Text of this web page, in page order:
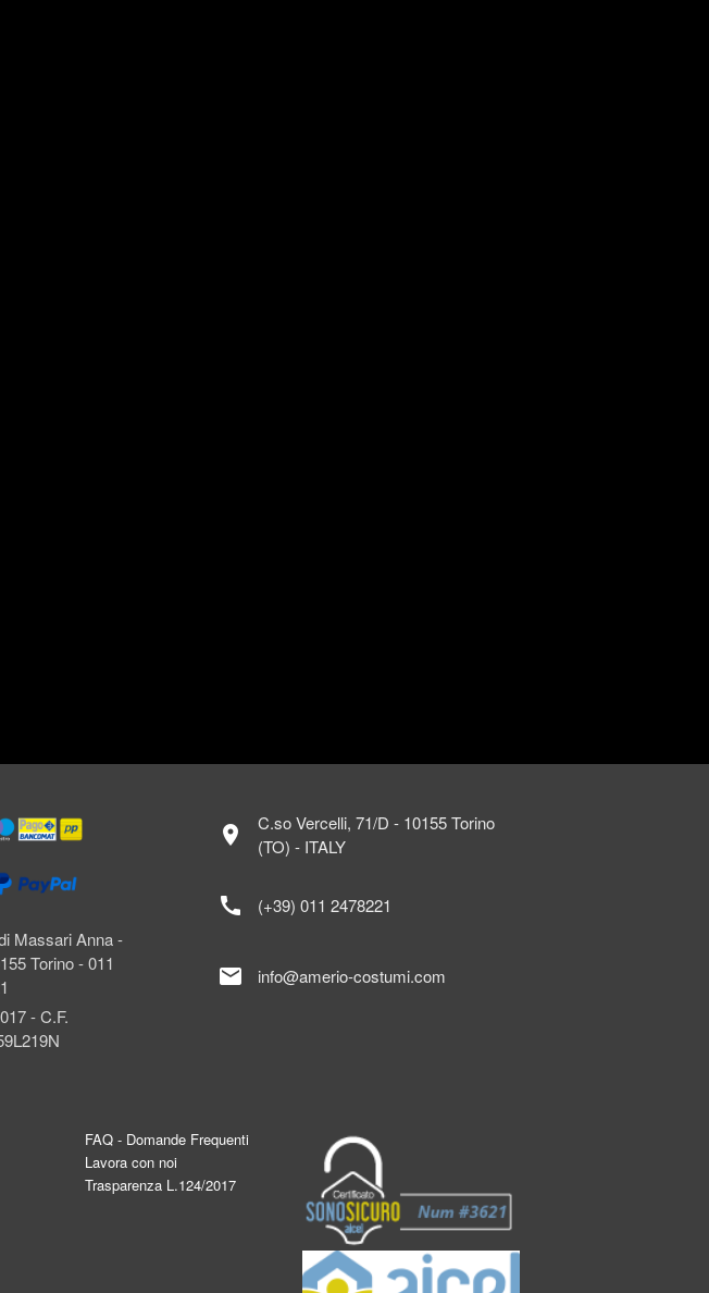
Massari Anna -
Torino - 011
- C.F.
location_on
C.so Vercelli, 71/D - 10155 Torino
(TO) - ITALY
call (+39) 011 2478221
mail info@amerio-costumi.com
FAQ - Domande Frequenti
Lavora con noi
Trasparenza L.124/2017